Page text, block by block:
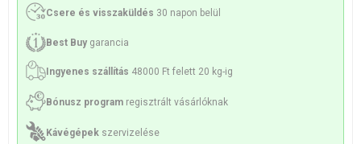
Csere és visszaküldés 30 napon belül
Best Buy garancia
Ingyenes szállítás 48000 Ft felett 20 kg-ig
Bónusz program regisztrált vásárlóknak
Kávégépek szervizelése